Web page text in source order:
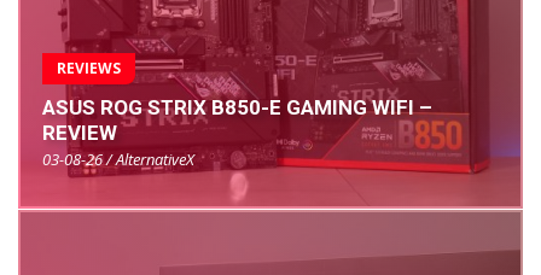
REVIEWS
ASUS ROG STRIX B850-E GAMING WIFI –
REVIEW
03-08-26 / AlternativeX